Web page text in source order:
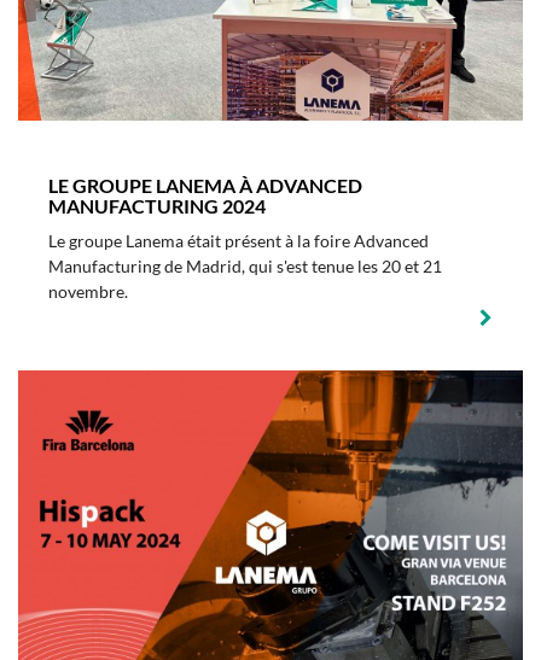
LE GROUPE LANEMA À ADVANCED
MANUFACTURING 2024
Le groupe Lanema était présent à la foire Advanced
Manufacturing de Madrid, qui s'est tenue les 20 et 21
novembre.